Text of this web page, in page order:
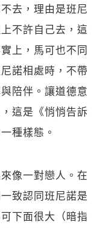
去，理由是班尼
不許自己去，這
上，馬可也不同
諾相處時，不帶
陪伴。讓道德意
這是《悄悄告訴
種樣態。
像一對戀人。在
致認同班尼諾是
下面很大（暗指